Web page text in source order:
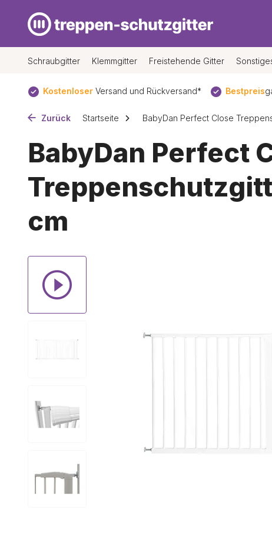
Schraubgitter Klemmgitter Freistehende Gitter
Bestpreisgarantie Seit30 Jahrender Spezialist für
Zurück Startseite BabyDan Perfect Close
BabyDan Perfect
cm